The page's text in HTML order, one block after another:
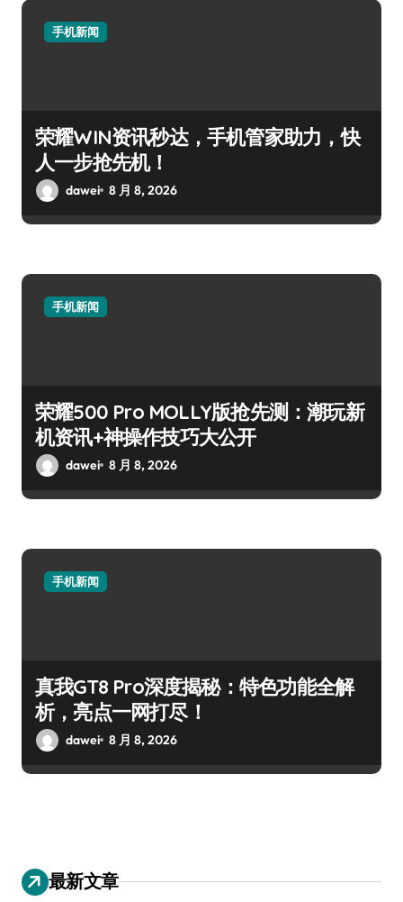
手机新闻
荣耀WIN资讯秒达，手机管家助力，快
人一步抢先机！
dawei 8 月 8, 2026
手机新闻
荣耀500 Pro MOLLY版抢先测：潮玩新
机资讯+神操作技巧大公开
dawei 8 月 8, 2026
手机新闻
真我GT8 Pro深度揭秘：特色功能全解
析，亮点一网打尽！
dawei 8 月 8, 2026
最新文章